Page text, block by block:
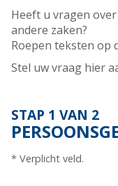
Heeft u vragen
andere zaken?
Roepen teksten op
Stel uw vraag hier
STAP 1 VAN 2
* Verplicht veld.